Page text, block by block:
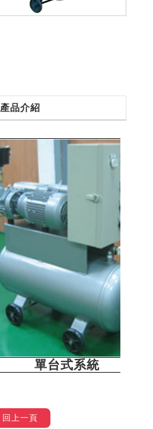
產品介紹
單台式系統